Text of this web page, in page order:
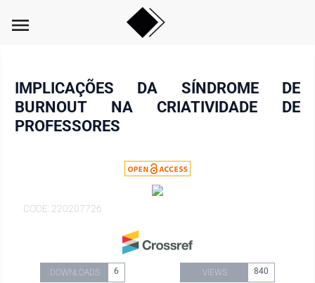
menu
IMPLICAÇÕES DA SÍNDROME DE
BURNOUT NA CRIATIVIDADE DE
PROFESSORES
CODE: 220207726
DOWNLOADS 6 VIEWS 840